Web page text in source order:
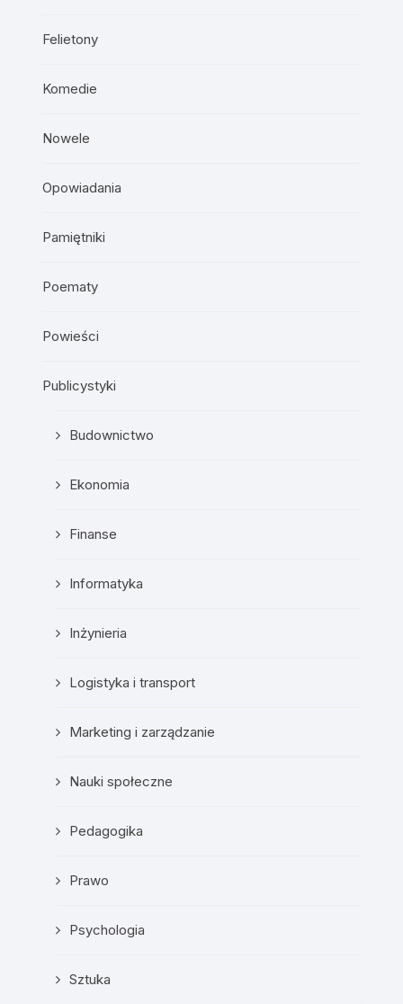
Felietony
Komedie
Nowele
Opowiadania
Pamiętniki
Poematy
Powieści
Publicystyki
Budownictwo
Ekonomia
Finanse
Informatyka
Inżynieria
Logistyka i transport
Marketing i zarządzanie
Nauki społeczne
Pedagogika
Prawo
Psychologia
Sztuka